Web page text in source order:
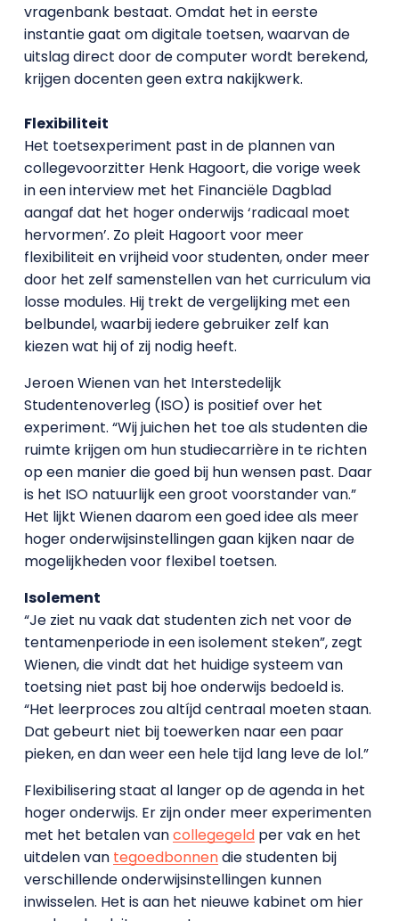
vragenbank bestaat. Omdat het in eerste
instantie gaat om digitale toetsen, waarvan de
uitslag direct door de computer wordt berekend,
krijgen docenten geen extra nakijkwerk.
Flexibiliteit
Het toetsexperiment past in de plannen van
collegevoorzitter Henk Hagoort, die vorige week
in een interview met het Financiële Dagblad
aangaf dat het hoger onderwijs ‘radicaal moet
hervormen’. Zo pleit Hagoort voor meer
flexibiliteit en vrijheid voor studenten, onder meer
door het zelf samenstellen van het curriculum via
losse modules. Hij trekt de vergelijking met een
belbundel, waarbij iedere gebruiker zelf kan
kiezen wat hij of zij nodig heeft.
Jeroen Wienen van het Interstedelijk
Studentenoverleg (ISO) is positief over het
experiment. “Wij juichen het toe als studenten die
ruimte krijgen om hun studiecarrière in te richten
op een manier die goed bij hun wensen past. Daar
is het ISO natuurlijk een groot voorstander van.”
Het lijkt Wienen daarom een goed idee als meer
hoger onderwijsinstellingen gaan kijken naar de
mogelijkheden voor flexibel toetsen.
Isolement
“Je ziet nu vaak dat studenten zich net voor de
tentamenperiode in een isolement steken”, zegt
Wienen, die vindt dat het huidige systeem van
toetsing niet past bij hoe onderwijs bedoeld is.
“Het leerproces zou altíjd centraal moeten staan.
Dat gebeurt niet bij toewerken naar een paar
pieken, en dan weer een hele tijd lang leve de lol.”
Flexibilisering staat al langer op de agenda in het
hoger onderwijs. Er zijn onder meer experimenten
met het betalen vancollegegeldper vak en het
uitdelen van tegoedbonnendie studenten bij
verschillende onderwijsinstellingen kunnen
inwisselen. Het is aan het nieuwe kabinet om hier